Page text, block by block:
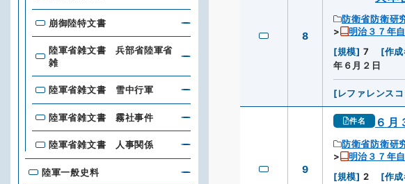
8
防衛省防衛研
明治３７年
[規模] 7 [作
年６月２日
[レファレンス
9
件名 ６
防衛省防衛研
明治３７年
[規模] 2 [作
崩御陸特文書
陸軍省雑文書 兵部省陸軍省
雑
陸軍省雑文書 雪中行軍
陸軍省雑文書 霧社事件
陸軍省雑文書 人事関係
陸軍一般史料